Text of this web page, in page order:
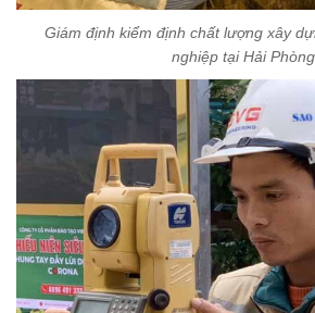
Giám định kiểm định chất lượng xây
nghiệp tại Hải Phòng